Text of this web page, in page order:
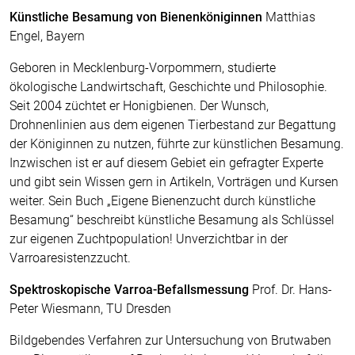
Künstliche Besamung von Bienenköniginnen Matthias
Engel, Bayern
Geboren in Mecklenburg-Vorpommern, studierte
ökologische Landwirtschaft, Geschichte und Philosophie.
Seit 2004 züchtet er Honigbienen. Der Wunsch,
Drohnenlinien aus dem eigenen Tierbestand zur Begattung
der Königinnen zu nutzen, führte zur künstlichen Besamung.
Inzwischen ist er auf diesem Gebiet ein gefragter Experte
und gibt sein Wissen gern in Artikeln, Vorträgen und Kursen
weiter. Sein Buch „Eigene Bienenzucht durch künstliche
Besamung“ beschreibt künstliche Besamung als Schlüssel
zur eigenen Zuchtpopulation! Unverzichtbar in der
Varroaresistenzzucht.
Spektroskopische Varroa-Befallsmessung Prof. Dr. Hans-
Peter Wiesmann, TU Dresden
Bildgebendes Verfahren zur Untersuchung von Brutwaben